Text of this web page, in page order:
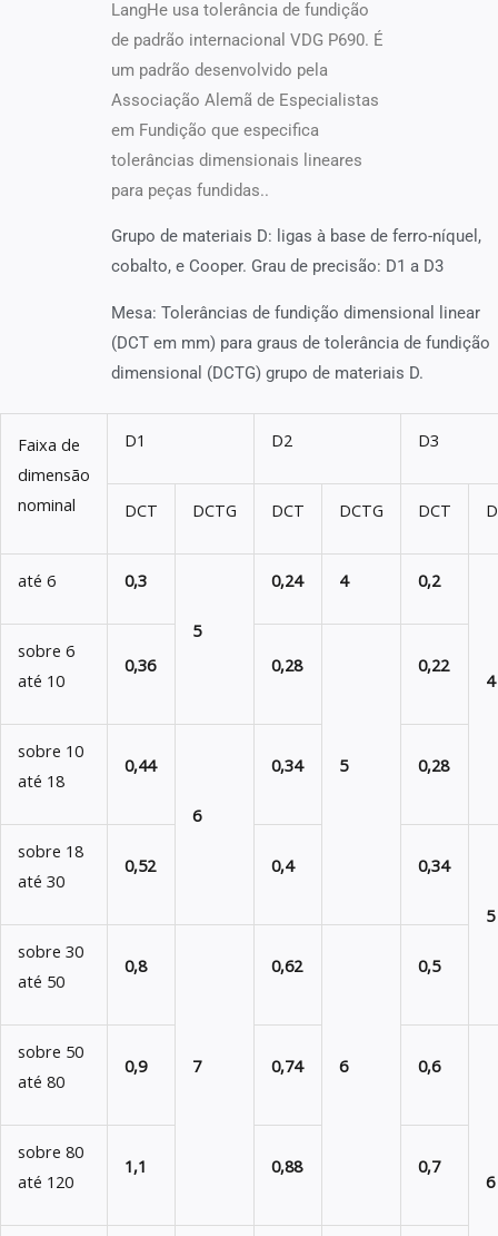
LangHe usa tolerância de fundição
de padrão internacional VDG P690. É
um padrão desenvolvido pela
Associação Alemã de Especialistas
em Fundição que especifica
tolerâncias dimensionais lineares
para peças fundidas..
Grupo de materiais D: ligas à base de ferro-níquel,
cobalto, e Cooper. Grau de precisão: D1 a D3
Mesa: Tolerâncias de fundição dimensional linear
(DCT em mm) para graus de tolerância de fundição
dimensional (DCTG) grupo de materiais D.
Faixa de
dimensão
nominal
D1 D2 D3
DCT DCTG DCT DCTG DCT
até 6 0,3
5
0,24 4 0,2
4
sobre 6
até 10
0,36 0,28
5
0,22
sobre 10
até 18
0,44
6
0,34 0,28
sobre 18
até 30
0,52 0,4 0,34
5
sobre 30
até 50
0,8
7
0,62
6
0,5
sobre 50
até 80
0,9 0,74 0,6
6
sobre 80
até 120
1,1 0,88 0,7